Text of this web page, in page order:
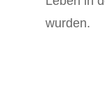
wurden.